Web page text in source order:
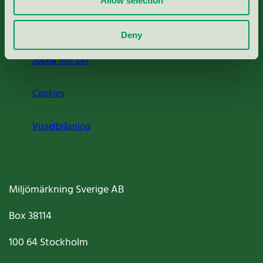
Deny
Jobba hos oss
Cookies
Visselblåsning
Miljömärkning Sverige AB
Box38114
100 64Stockholm